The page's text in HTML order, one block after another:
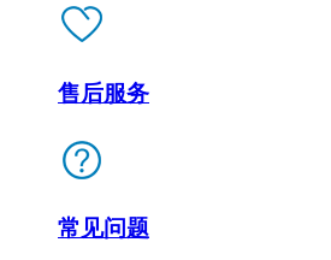
售后服务
常见问题